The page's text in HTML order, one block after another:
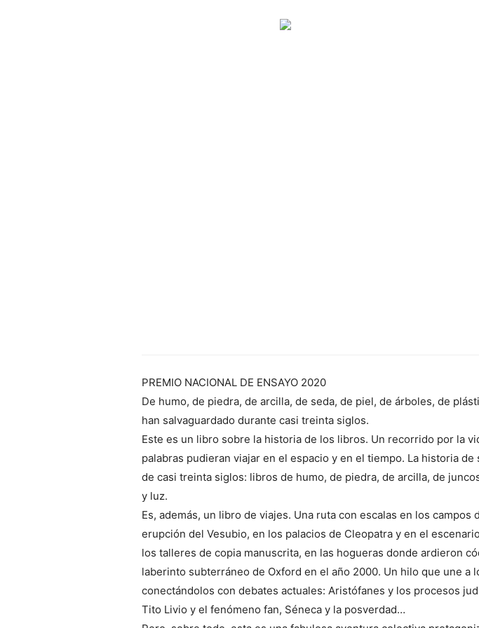
PREMIO NACIONAL DE ENSAYO 2020
De humo, de piedra, de arcilla, de seda, de piel, de árboles, de
han salvaguardado durante casi treinta siglos.
Este es un libro sobre la historia de los libros. Un recorrido por la
palabras pudieran viajar en el espacio y en el tiempo. La historia
de casi treinta siglos: libros de humo, de piedra, de arcilla, de
y luz.
Es, además, un libro de viajes. Una ruta con escalas en los
erupción del Vesubio, en los palacios de Cleopatra y en el
los talleres de copia manuscrita, en las hogueras donde ardieron
laberinto subterráneo de Oxford en el año 2000. Un hilo que une
conectándolos con debates actuales: Aristófanes y los procesos
Tito Livio y el fenómeno fan, Séneca y la posverdad…